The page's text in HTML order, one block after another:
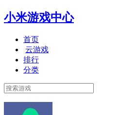
小米游戏中心
首页
云游戏
排行
分类